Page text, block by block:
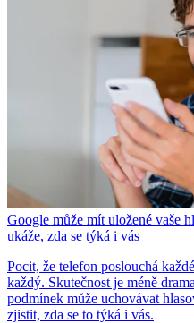
Google může mít uložené vaše
ukáže, zda se týká i vás
Pocit, že telefon poslouchá
každý. Skutečnost je méně
podmínek může uchovávat
zjistit, zda se to týká i vás.